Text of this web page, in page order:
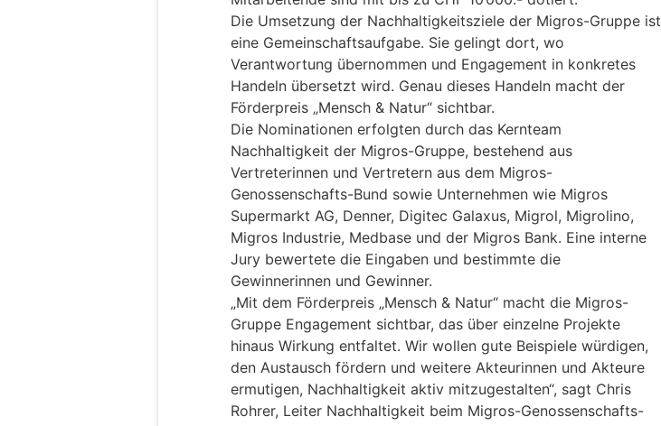
Die Umsetzung der Nachhaltigkeitsziele der Migros-Gruppe ist
eine Gemeinschaftsaufgabe. Sie gelingt dort, wo
Verantwortung übernommen und Engagement in konkretes
Handeln übersetzt wird. Genau dieses Handeln macht der
Förderpreis „Mensch & Natur“ sichtbar.
Die Nominationen erfolgten durch das Kernteam
Nachhaltigkeit der Migros-Gruppe, bestehend aus
Vertreterinnen und Vertretern aus dem Migros-
Genossenschafts-Bund sowie Unternehmen wie Migros
Supermarkt AG, Denner, Digitec Galaxus, Migrol, Migrolino,
Migros Industrie, Medbase und der Migros Bank. Eine interne
Jury bewertete die Eingaben und bestimmte die
Gewinnerinnen und Gewinner.
„Mit dem Förderpreis „Mensch & Natur“ macht die Migros-
Gruppe Engagement sichtbar, das über einzelne Projekte
hinaus Wirkung entfaltet. Wir wollen gute Beispiele würdigen,
den Austausch fördern und weitere Akteurinnen und Akteure
ermutigen, Nachhaltigkeit aktiv mitzugestalten“, sagt Chris
Rohrer, Leiter Nachhaltigkeit beim Migros-Genossenschafts-